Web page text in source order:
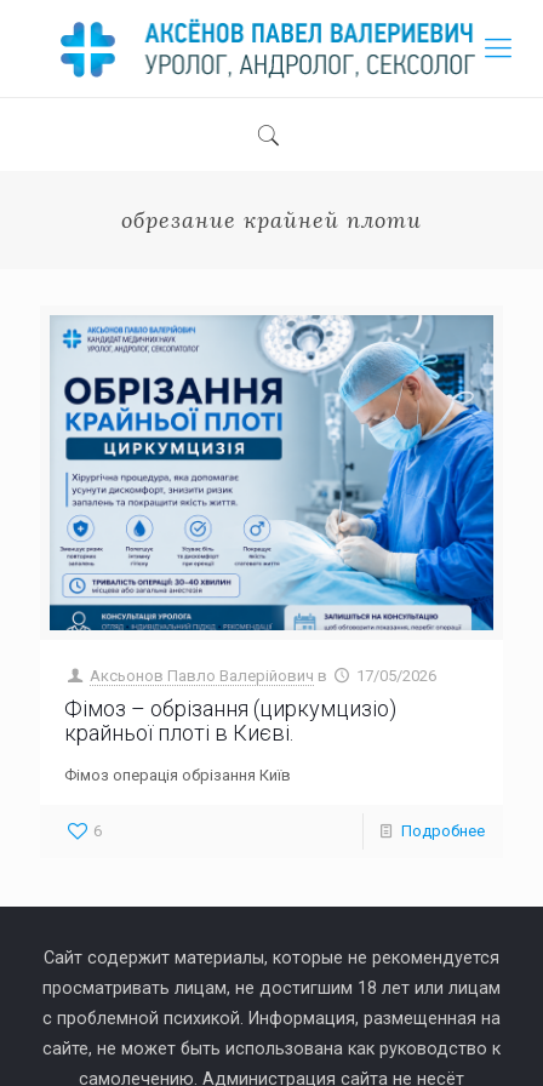
обрезание крайней плоти
Аксьонов Павло Валерійович в 17/05/2026
Фімоз – обрізання (циркумцизіо)
крайньої плоті в Києві.
Фімоз операція обрізання Київ
6 Подробнее
Сайт содержит материалы, которые не рекомендуется
просматривать лицам, не достигшим 18 лет или лицам
с проблемной психикой. Информация, размещенная на
сайте, не может быть использована как руководство к
самолечению. Администрация сайта не несёт